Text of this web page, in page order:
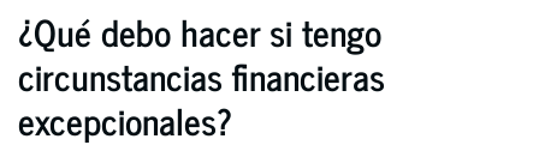
¿Qué debo hacer si tengo
circunstancias financieras
excepcionales?